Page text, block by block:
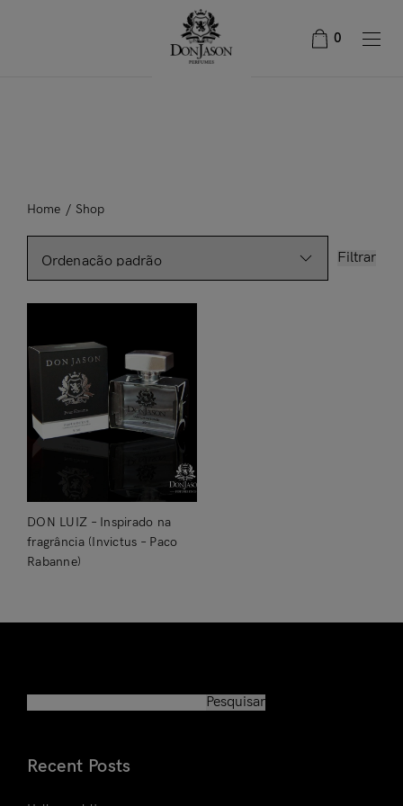
0
Home / Shop
Filtrar
DON LUIZ – Inspirado na
fragrância (Invictus – Paco
Rabanne)
Pesquisar
Recent Posts